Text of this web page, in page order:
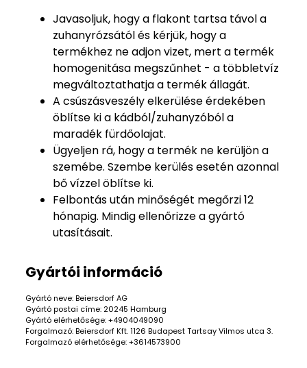
Javasoljuk, hogy a flakont tartsa távol a
zuhanyrózsától és kérjük, hogy a
termékhez ne adjon vizet, mert a termék
homogenitása megszűnhet - a többletvíz
megváltoztathatja a termék állagát.
A csúszásveszély elkerülése érdekében
öblítse ki a kádból/zuhanyzóból a
maradék fürdőolajat.
Ügyeljen rá, hogy a termék ne kerüljön a
szemébe. Szembe kerülés esetén azonnal
bő vízzel öblítse ki.
Felbontás után minőségét megőrzi 12
hónapig. Mindig ellenőrizze a gyártó
utasításait.
Gyártói információ
Gyártó neve: Beiersdorf AG
Gyártó postai címe: 20245 Hamburg
Gyártó elérhetősége: +4904049090
Forgalmazó: Beiersdorf Kft. 1126 Budapest Tartsay Vilmos utca 3.
Forgalmazó elérhetősége: +3614573900